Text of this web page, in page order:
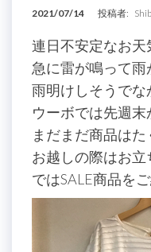
2021/07/14 投稿者:
連日不安定なお天
急に雷が鳴って
雨明けしそうで
ウーボでは先週末
まだまだ商品は
お越しの際はお立
ではSALE商品を